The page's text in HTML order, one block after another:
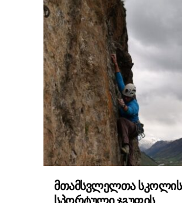
ᲛᲗᲐᲛᲡᲕᲚᲔᲚᲗᲐ ᲡᲙᲝᲚᲘᲡ